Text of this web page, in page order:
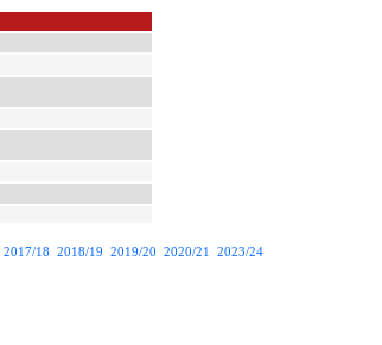
2017/18 2018/19 2019/20 2020/21 2023/24